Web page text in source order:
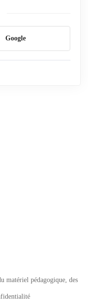
Google
matériel pédagogique, des